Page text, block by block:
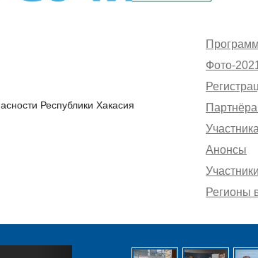
Республики Хакасия
Фото-
Анонсы
Регионы